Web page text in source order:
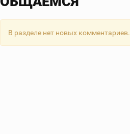
В разделе нет новых комментариев.